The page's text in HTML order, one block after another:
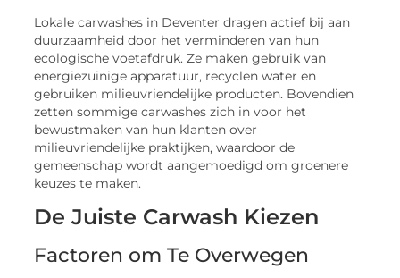
Lokale carwashes in Deventer dragen actief bij aan
duurzaamheid door het verminderen van hun
ecologische voetafdruk. Ze maken gebruik van
energiezuinige apparatuur, recyclen water en
gebruiken milieuvriendelijke producten. Bovendien
zetten sommige carwashes zich in voor het
bewustmaken van hun klanten over
milieuvriendelijke praktijken, waardoor de
gemeenschap wordt aangemoedigd om groenere
keuzes te maken.
De Juiste Carwash Kiezen
Factoren om Te Overwegen